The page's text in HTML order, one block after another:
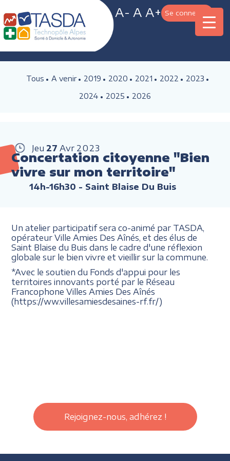
A- A A+ Se connecter
Tous A venir 2019 2020 2021 2022
2023
2024
2025 2026
Jeu 27 Avr 2023
Concertation citoyenne "Bien
vivre sur mon territoire"
14h-16h30 - Saint Blaise Du Buis
Un atelier participatif sera co-animé par TASDA,
opérateur Ville Amies Des Aînés, et des élus de
Saint Blaise du Buis dans le cadre d'une réflexion
globale sur le bien vivre et vieillir sur la commune.
*Avec le soutien du Fonds d'appui pour les
territoires innovants porté par le Réseau
Francophone Villes Amies Des Aînés
(https://ww.villesamiesdesaines-rf.fr/)
Rejoignez-nous, adhérez !